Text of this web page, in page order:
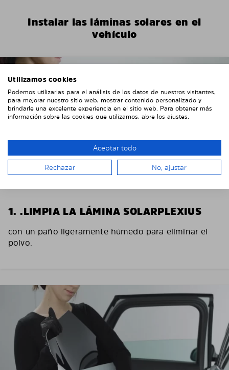
Instalar las láminas solares en el
vehículo
1. .LIMPIA LA LÁMINA SOLARPLEXIUS
con un paño ligeramente húmedo para eliminar el
polvo.
Utilizamos cookies
Podemos utilizarlas para el análisis de los datos de nuestros visitantes,
para mejorar nuestro sitio web, mostrar contenido personalizado y
brindarle una excelente experiencia en el sitio web. Para obtener más
información sobre las cookies que utilizamos, abre los ajustes.
Aceptar todo
Rechazar No, ajustar